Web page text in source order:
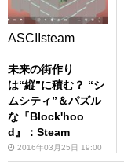
ASCIIsteam
未来の街作り
は“縦”に積む？ “シ
ムシティ”＆パズル
な『Block'hoo
d』：Steam
2016年03月25日 19:00